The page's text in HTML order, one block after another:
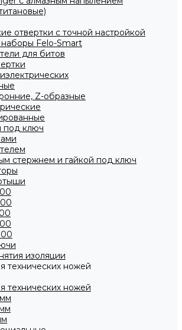
отвертки с точной настройкой
Felo-Smart
для битов
Z-образные
под ключ
стержнем и гайкой под ключ
изоляции
технических ножей
технических ножей